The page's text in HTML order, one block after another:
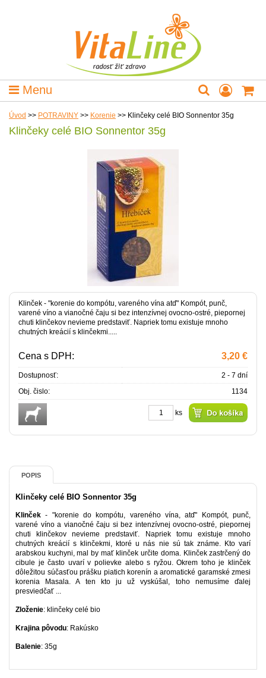
Menu
Úvod >> POTRAVINY >> Korenie >> Klinčeky celé BIO Sonnentor 35g
Klinčeky celé BIO Sonnentor 35g
Klinček - "korenie do kompótu, vareného vína atď" Kompót, punč,
varené víno a vianočné čaju si bez intenzívnej ovocno-ostré, piepornej
chuti klinčekov nevieme predstaviť. Napriek tomu existuje mnoho
chutných kreácií s klinčekmi.....
Cena s DPH: 3,20 €
Dostupnosť:
2 - 7 dní
Obj. čislo:
1134
ks
POPIS
Klinčeky celé BIO Sonnentor 35g
Klinček- "korenie do kompótu, vareného vína, atď" Kompót, punč,
varené víno a vianočné čaju si bez intenzívnej ovocno-ostré, piepornej
chuti klinčekov nevieme predstaviť. Napriek tomu existuje mnoho
chutných kreácií s klinčekmi, ktoré u nás nie sú tak známe. Kto varí
arabskou kuchyni, mal by mať klinček určite doma. Klinček zastrčený do
cibule je často uvarí v polievke alebo s ryžou. Okrem toho je klinček
dôležitou súčasťou prášku piatich korenín a aromatické garamské zmesi
korenia Masala. A ten kto ju už vyskúšal, toho nemusíme ďalej
presviedčať ...
Zloženie: klinčeky celé bio
Krajina pôvodu: Rakúsko
Balenie: 35g